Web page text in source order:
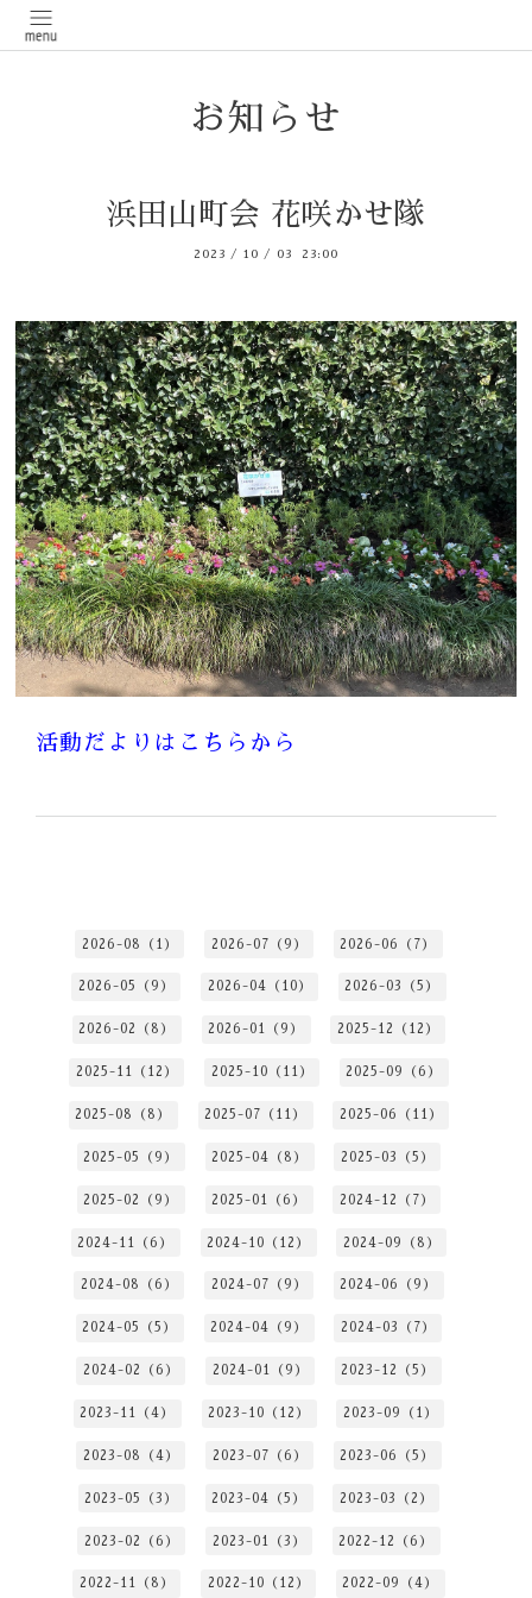
お知らせ
浜田山町会 花咲かせ隊
2023 / 10 / 03 23:00
活動だよりはこちらから
2026-08（1） 2026-07（9） 2026-06（7）
2026-05（9） 2026-04（10） 2026-03（5）
2026-02（8） 2026-01（9） 2025-12（12）
2025-11（12） 2025-10（11） 2025-09（6）
2025-08（8） 2025-07（11） 2025-06（11）
2025-05（9） 2025-04（8） 2025-03（5）
2025-02（9） 2025-01（6） 2024-12（7）
2024-11（6） 2024-10（12） 2024-09（8）
2024-08（6） 2024-07（9） 2024-06（9）
2024-05（5） 2024-04（9） 2024-03（7）
2024-02（6） 2024-01（9） 2023-12（5）
2023-11（4） 2023-10（12） 2023-09（1）
2023-08（4） 2023-07（6） 2023-06（5）
2023-05（3） 2023-04（5） 2023-03（2）
2023-02（6） 2023-01（3） 2022-12（6）
2022-11（8） 2022-10（12） 2022-09（4）